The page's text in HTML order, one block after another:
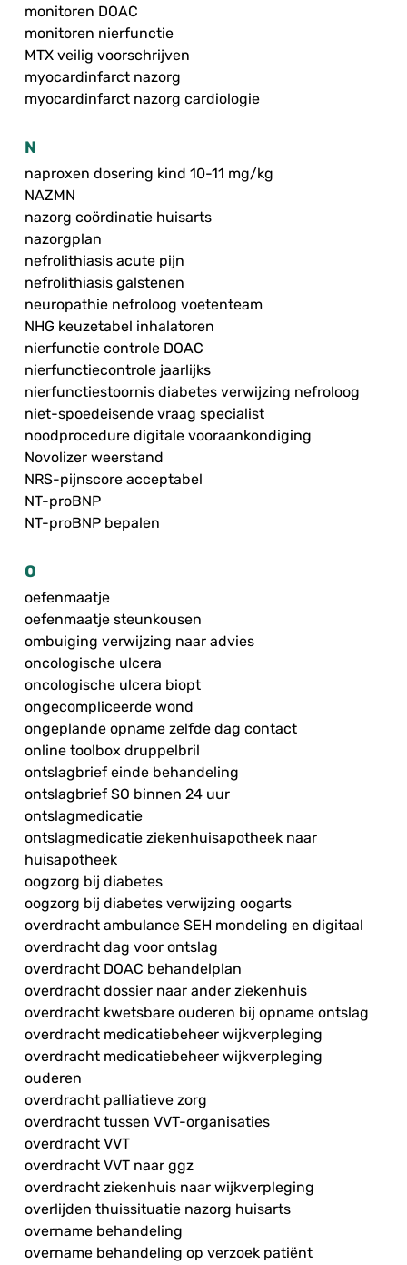
monitoren DOAC
monitoren nierfunctie
MTX veilig voorschrijven
myocardinfarct nazorg
myocardinfarct nazorg cardiologie
N
naproxen dosering kind 10-11 mg/kg
NAZMN
nazorg coördinatie huisarts
nazorgplan
nefrolithiasis acute pijn
nefrolithiasis galstenen
neuropathie nefroloog voetenteam
NHG keuzetabel inhalatoren
nierfunctie controle DOAC
nierfunctiecontrole jaarlijks
nierfunctiestoornis diabetes verwijzing nefroloog
niet-spoedeisende vraag specialist
noodprocedure digitale vooraankondiging
Novolizer weerstand
NRS-pijnscore acceptabel
NT-proBNP
NT-proBNP bepalen
O
oefenmaatje
oefenmaatje steunkousen
ombuiging verwijzing naar advies
oncologische ulcera
oncologische ulcera biopt
ongecompliceerde wond
ongeplande opname zelfde dag contact
online toolbox druppelbril
ontslagbrief einde behandeling
ontslagbrief SO binnen 24 uur
ontslagmedicatie
ontslagmedicatie ziekenhuisapotheek naar
huisapotheek
oogzorg bij diabetes
oogzorg bij diabetes verwijzing oogarts
overdracht ambulance SEH mondeling en digitaal
overdracht dag voor ontslag
overdracht DOAC behandelplan
overdracht dossier naar ander ziekenhuis
overdracht kwetsbare ouderen bij opname ontslag
overdracht medicatiebeheer wijkverpleging
overdracht medicatiebeheer wijkverpleging
ouderen
overdracht palliatieve zorg
overdracht tussen VVT-organisaties
overdracht VVT
overdracht VVT naar ggz
overdracht ziekenhuis naar wijkverpleging
overlijden thuissituatie nazorg huisarts
overname behandeling
overname behandeling op verzoek patiënt